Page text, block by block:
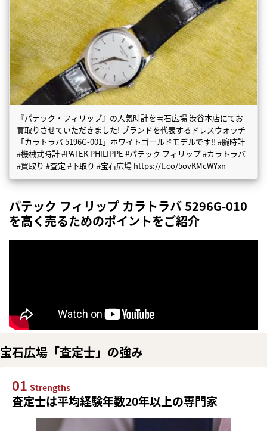
『パテック・フィリップ』の人気時計を宝石広場 渋谷本店にてお
買取りさせていただきました! ブランドを代表するドレスウォッチ
「カラトラバ 5196G-001」ホワイトゴールドモデルです!! #腕時計
#機械式時計 #PATEK PHILIPPE #パテック フィリップ #カラトラバ
#買取り #査定 #下取り #宝石広場 https://t.co/5ovKMcWYxn
パテック フィリップ カラトラバ 5296G-010
を高く売るためのポイントをご紹介
宝石広場「査定士」の強み
01 Strengths
査定士は平均経験年数20年以上の専門家